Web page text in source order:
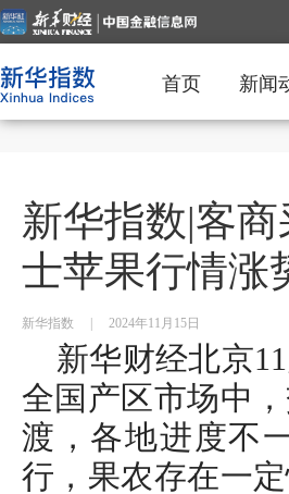
首页 新闻
新华指数|客
士苹果行情涨
新华指数 2024年11月15日
新华财经北京
全国产区市场中
渡，各地进度不
行，果农存在一